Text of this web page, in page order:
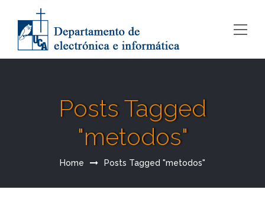
Posts Tagged
"metodos"
Home Posts Tagged "metodos"